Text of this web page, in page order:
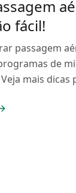
fácil!
passagem
de
mais dicas